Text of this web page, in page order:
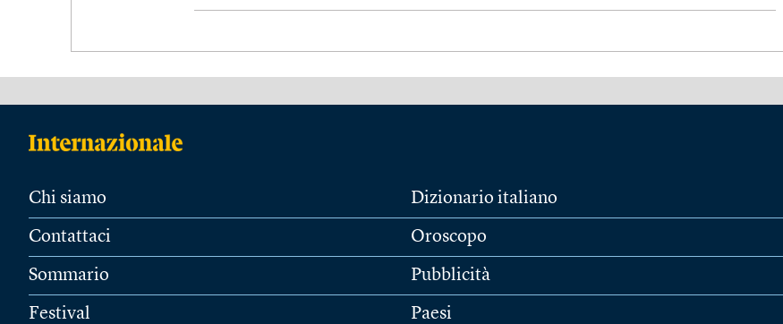
Chi siamo
Contattaci
Sommario
Festival
Dizionario italiano
Oroscopo
Pubblicità
Paesi